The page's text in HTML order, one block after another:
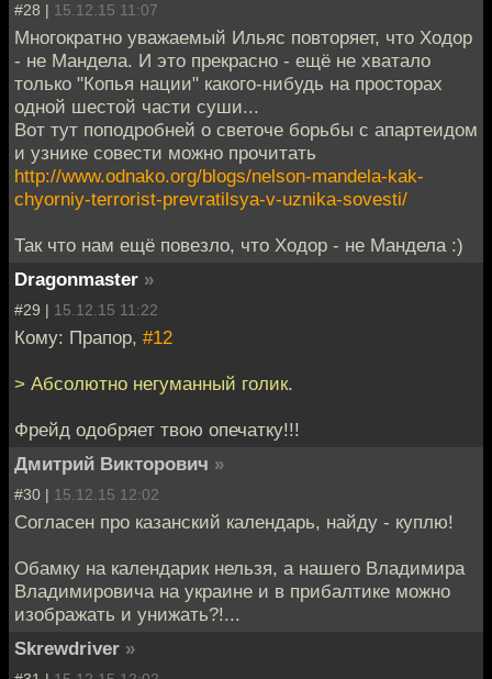
#28 | 15.12.15 11:07
Многократно уважаемый Ильяс повторяет, что Ходор
- не Мандела. И это прекрасно - ещё не хватало
только "Копья нации" какого-нибудь на просторах
одной шестой части суши...
Вот тут поподробней о светоче борьбы с апартеидом
и узнике совести можно прочитать
http://www.odnako.org/blogs/nelson-mandela-kak-
chyorniy-terrorist-prevratilsya-v-uznika-sovesti/
Так что нам ещё повезло, что Ходор - не Мандела :)
Dragonmaster »
#29 | 15.12.15 11:22
Кому: Прапор, #12
> Абсолютно негуманный голик.
Фрейд одобряет твою опечатку!!!
Дмитрий Викторович »
#30 | 15.12.15 12:02
Согласен про казанский календарь, найду - куплю!
Обамку на календарик нельзя, а нашего Владимира
Владимировича на украине и в прибалтике можно
изображать и унижать?!...
Skrewdriver »